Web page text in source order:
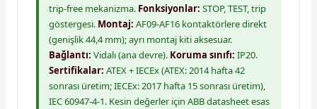
trip-free mekanizma. Fonksiyonlar: STOP, TEST, trip
göstergesi. Montaj: AF09-AF16 kontaktörlere direkt
(genişlik 44,4 mm); ayrı montaj kiti aksesuar.
Bağlantı: Vidalı (ana devre). Koruma sınıfı: IP20.
Sertifikalar: ATEX + IECEx (ATEX: 2014 hafta 42
sonrası üretim; IECEx: 2017 hafta 15 sonrası üretim),
IEC 60947-4-1. Kesin değerler için ABB datasheet esas